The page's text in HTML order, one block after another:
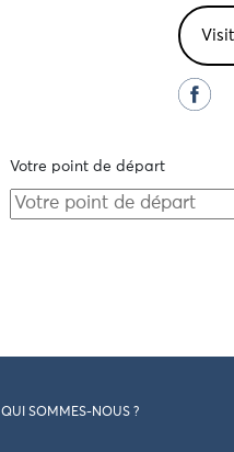
Votre point de départ
QUI SOMMES-NOUS ?